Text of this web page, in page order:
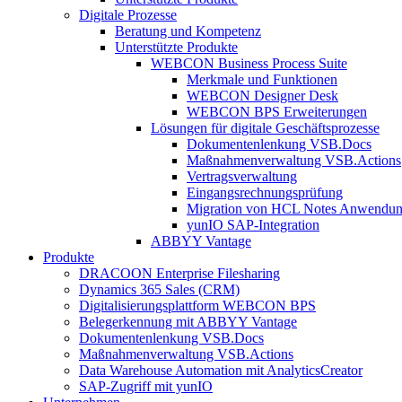
Digitale Prozesse
Beratung und Kompetenz
Unterstützte Produkte
WEBCON Business Process Suite
Merkmale und Funktionen
WEBCON Designer Desk
WEBCON BPS Erweiterungen
Lösungen für digitale Geschäftsprozesse
Dokumentenlenkung VSB.Docs
Maßnahmenverwaltung VSB.Actions
Vertragsverwaltung
Eingangsrechnungs­prüfung
Migration von HCL Notes
yunIO SAP-Integration
ABBYY Vantage
Produkte
DRACOON Enterprise Filesharing
Dynamics 365 Sales (CRM)
Digitalisierungsplattform WEBCON BPS
Belegerkennung mit ABBYY Vantage
Dokumentenlenkung VSB.Docs
Maßnahmenverwaltung VSB.Actions
Data Warehouse Automation mit AnalyticsCreator
SAP-Zugriff mit yunIO